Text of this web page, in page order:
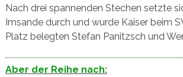
Nach drei spannenden Stechen setzte
Imsande durch und wurde Kaiser beim
Platz belegten Stefan Panitzsch und
Aber der Reihe nach: